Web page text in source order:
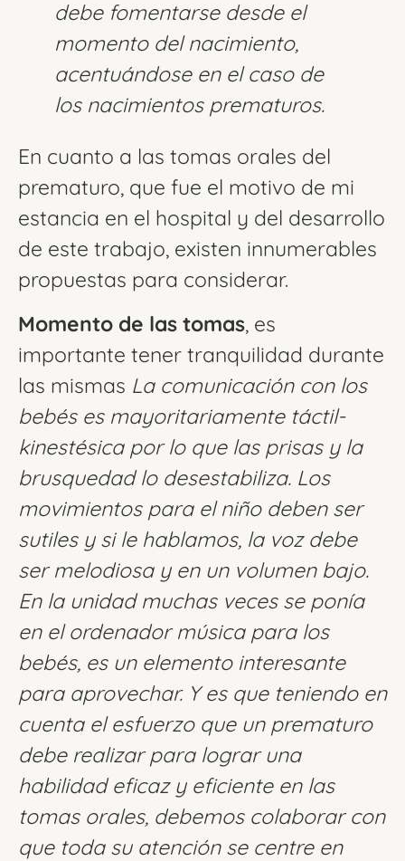
debe fomentarse desde el
momento del nacimiento,
acentuándose en el caso de
los nacimientos prematuros.
En cuanto a las tomas orales del
prematuro, que fue el motivo de mi
estancia en el hospital y del desarrollo
de este trabajo, existen innumerables
propuestas para considerar.
Momento de las tomas, es
importante tener tranquilidad durante
las mismas La comunicación con los
bebés es mayoritariamente táctil-
kinestésica por lo que las prisas y la
brusquedad lo desestabiliza. Los
movimientos para el niño deben ser
sutiles y si le hablamos, la voz debe
ser melodiosa y en un volumen bajo.
En la unidad muchas veces se ponía
en el ordenador música para los
bebés, es un elemento interesante
para aprovechar. Y es que teniendo en
cuenta el esfuerzo que un prematuro
debe realizar para lograr una
habilidad eficaz y eficiente en las
tomas orales, debemos colaborar con
que toda su atención se centre en